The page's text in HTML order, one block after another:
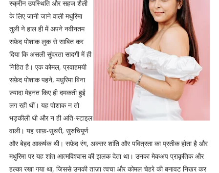
स्क्रीन उपस्थिति और सहज शैली
के लिए जानी जाने वाली मधुरिमा
तुली ने हाल ही में अपने नवीनतम
सफ़ेद पोशाक लुक से साबित कर
दिया कि असली सुंदरता सादगी में ही
निहित है। एक कोमल, प्रवाहमयी
सफ़ेद पोशाक पहने, मधुरिमा बिना
ज़्यादा मेहनत किए ही दमकती हुई
लग रही थीं। यह पोशाक न तो
भड़कीली थी और न ही अति-स्टाइल
वाली। यह साफ़-सुथरी, सुरुचिपूर्ण
और बेहद आकर्षक थी। सफ़ेद रंग, अक्सर शांति और पवित्रता का प्रतीक होता है और
मधुरिमा पर यह शांत आत्मविश्वास की झलक देता था। उनका मेकअप प्राकृतिक और
हल्का रखा गया था, जिससे उनकी ताज़ा त्वचा और कोमल चेहरे की बनावट निखर कर